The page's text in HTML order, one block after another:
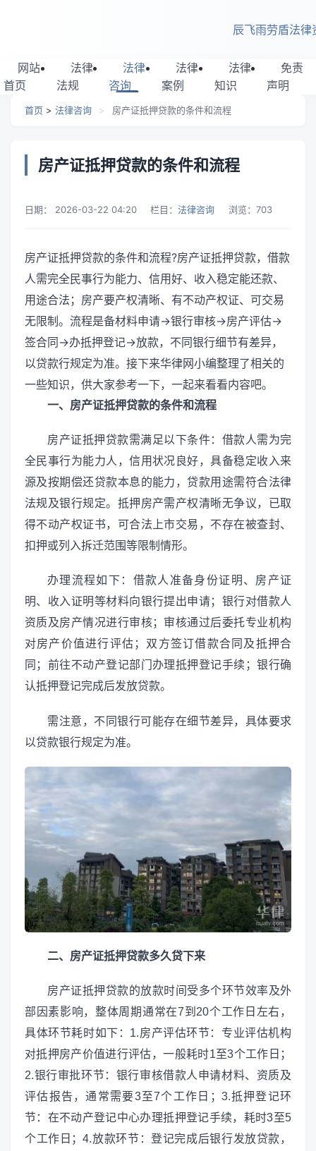
辰飞雨劳盾法律
网站
首页
法律
法规
法律
咨询
法律
案例
法律
知识
免责
声明
首页 > 法律咨询 > 房产证抵押贷款的条件和流程
房产证抵押贷款的条件和流程
日期： 2026-03-22 04:20 栏目： 法律咨询 浏览： 703
房产证抵押贷款的条件和流程?房产证抵押贷款，借款
人需完全民事行为能力、信用好、收入稳定能还款、
用途合法；房产要产权清晰、有不动产权证、可交易
无限制。流程是备材料申请→银行审核→房产评估→
签合同→办抵押登记→放款，不同银行细节有差异，
以贷款行规定为准。接下来华律网小编整理了相关的
一些知识，供大家参考一下，一起来看看内容吧。
一、房产证抵押贷款的条件和流程
房产证抵押贷款需满足以下条件：借款人需为完
全民事行为能力人，信用状况良好，具备稳定收入来
源及按期偿还贷款本息的能力，贷款用途需符合法律
法规及银行规定。抵押房产需产权清晰无争议，已取
得不动产权证书，可合法上市交易，不存在被查封、
扣押或列入拆迁范围等限制情形。
办理流程如下：借款人准备身份证明、房产证
明、收入证明等材料向银行提出申请；银行对借款人
资质及房产情况进行审核；审核通过后委托专业机构
对房产价值进行评估；双方签订借款合同及抵押合
同；前往不动产登记部门办理抵押登记手续；银行确
认抵押登记完成后发放贷款。
需注意，不同银行可能存在细节差异，具体要求
以贷款银行规定为准。
二、房产证抵押贷款多久贷下来
房产证抵押贷款的放款时间受多个环节效率及外
部因素影响，整体周期通常在7到20个工作日左右，
具体环节耗时如下：1.房产评估环节：专业评估机构
对抵押房产价值进行评估，一般耗时1至3个工作日；
2.银行审批环节：银行审核借款人申请材料、资质及
评估报告，通常需要3至7个工作日；3.抵押登记环
节：在不动产登记中心办理抵押登记手续，耗时3至5
个工作日；4.放款环节：登记完成后银行发放贷款，